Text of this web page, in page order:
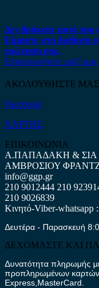
Δεν βρήκατε αυτό που
Είμαστε στη διάθεση
ερώτηση σας.
Επικοινωνήστε μαζί μας
ΑΚΟΛΟΥΘΗΣΤΕ ΜΑΣ
Facebook
ΧΑΡΤΗΣ
ΕΠΙΚΟΙΝΩΝΙΑ
Α.ΠΑΠΑΔΑΚΗ & ΣΙΑ
ΑΜΒΡΟΣΙΟΥ
info@ggp.gr
210 9012444 210
210 9026839
Κινητό-Viber-whatsapp
Δευτέρα - Παρασκευή
ΔΕΧΟΜΑΣΤΕ ΚΑΙ
Δυνατότητα πληρωμής
προπληρωμένων
Express,MasterCard.